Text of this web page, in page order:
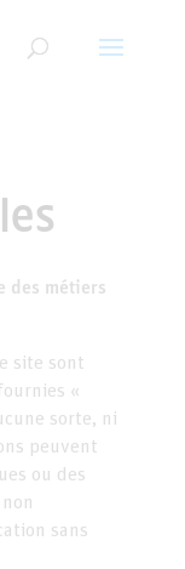
des métiers
site sont
«
sorte, ni
peuvent
ou des
sans